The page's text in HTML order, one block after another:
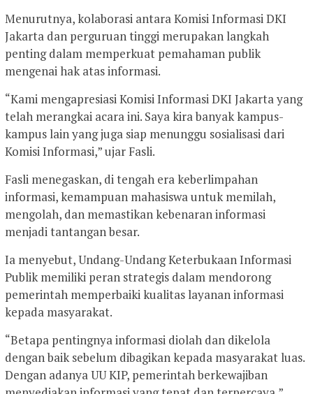
Menurutnya, kolaborasi antara Komisi Informasi DKI
Jakarta dan perguruan tinggi merupakan langkah
penting dalam memperkuat pemahaman publik
mengenai hak atas informasi.
“Kami mengapresiasi Komisi Informasi DKI Jakarta yang
telah merangkai acara ini. Saya kira banyak kampus-
kampus lain yang juga siap menunggu sosialisasi dari
Komisi Informasi,” ujar Fasli.
Fasli menegaskan, di tengah era keberlimpahan
informasi, kemampuan mahasiswa untuk memilah,
mengolah, dan memastikan kebenaran informasi
menjadi tantangan besar.
Ia menyebut, Undang-Undang Keterbukaan Informasi
Publik memiliki peran strategis dalam mendorong
pemerintah memperbaiki kualitas layanan informasi
kepada masyarakat.
“Betapa pentingnya informasi diolah dan dikelola
dengan baik sebelum dibagikan kepada masyarakat luas.
Dengan adanya UU KIP, pemerintah berkewajiban